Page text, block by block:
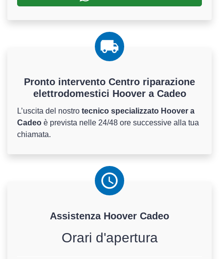
Pronto intervento Centro riparazione
elettrodomestici Hoover a Cadeo
L’uscita del nostro tecnico specializzato Hoover a
Cadeo è prevista nelle 24/48 ore successive alla tua
chiamata.
Assistenza Hoover Cadeo
Orari d'apertura